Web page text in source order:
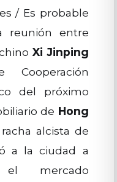
/ Es probable
reunión entre
Xi Jinping
del próximo
de Hong
alcista de
a la ciudad a
el mercado